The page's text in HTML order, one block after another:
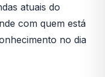
atuais do
com quem está
no dia